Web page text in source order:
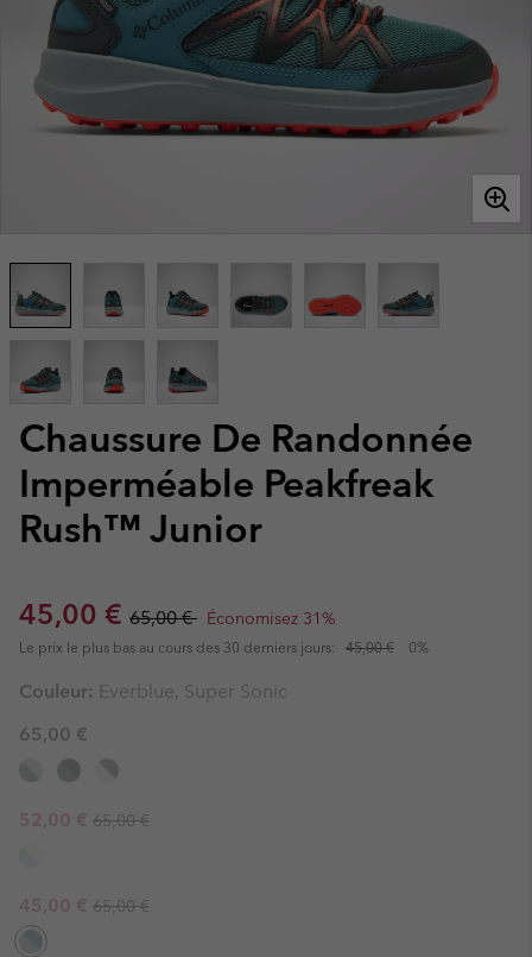
Chaussure De Randonnée
Imperméable Peakfreak
Rush™ Junior
Sale price:
45,00 € Regular price:
65,00 € Économisez 31%
Le prix le plus bas au cours des 30 derniers jours: 45,00 € 0%
Couleur: Everblue, Super Sonic
65,00 €
Sale price:
52,00 € Regular price:
65,00 €
Sale price:
45,00 € Regular price:
65,00 €